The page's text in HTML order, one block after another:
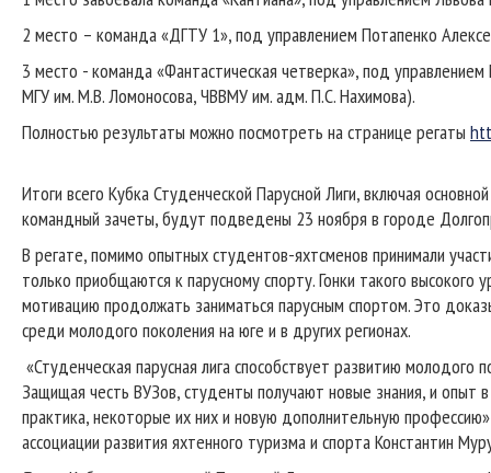
2 место – команда «ДГТУ 1», под управлением Потапенко
3 место - команда «Фантастическая четверка», под
МГУ им. М.В. Ломоносова, ЧВВМУ им. адм. П.С. Нахимова).
Полностью результаты можно посмотреть на странице регаты
Итоги всего Кубка Студенческой Парусной Лиги, включая
командный зачеты, будут подведены 23 ноября в городе
В регате, помимо опытных студентов-яхтсменов принимали
только приобщаются к парусному спорту. Гонки такого
мотивацию продолжать заниматься парусным спортом. Это
среди молодого поколения на юге и в других регионах.
«Студенческая парусная лига способствует развитию молодого
Защищая честь ВУЗов, студенты получают новые знания, и опыт
практика, некоторые их них и новую дополнительную
ассоциации развития яхтенного туризма и спорта Константин